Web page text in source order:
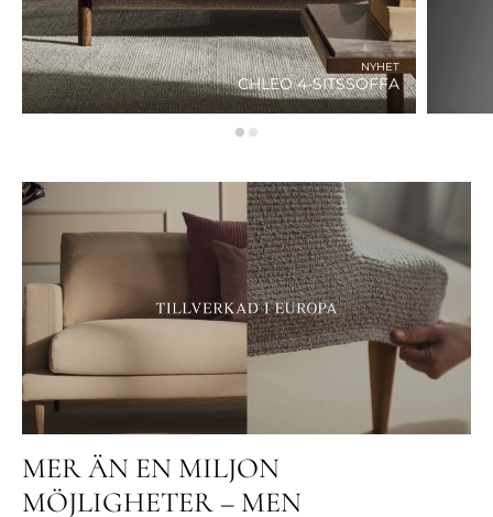
NYHET
CHLEO 4-SITSSOFFA
MER ÄN EN MILJON
MÖJLIGHETER – MEN